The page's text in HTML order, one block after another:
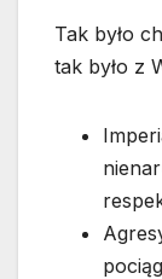
Tak było
tak było z